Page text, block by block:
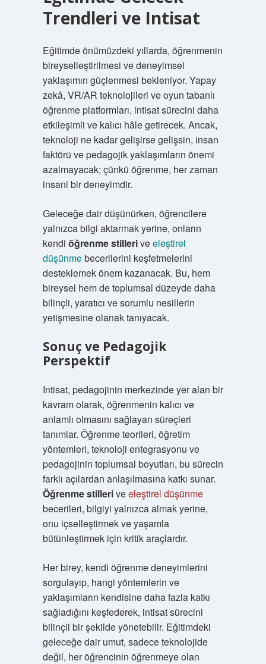
Trendleri ve Intisat
Eğitimde önümüzdeki yıllarda, öğrenmenin
bireyselleştirilmesi ve deneyimsel
yaklaşımın güçlenmesi bekleniyor. Yapay
zekâ, VR/AR teknolojileri ve oyun tabanlı
öğrenme platformları, intisat sürecini daha
etkileşimli ve kalıcı hâle getirecek. Ancak,
teknoloji ne kadar gelişirse gelişsin, insan
faktörü ve pedagojik yaklaşımların önemi
azalmayacak; çünkü öğrenme, her zaman
insani bir deneyimdir.
Geleceğe dair düşünürken, öğrencilere
yalnızca bilgi aktarmak yerine, onların
kendi öğrenme stilleriveeleştirel
düşünmebecerilerini keşfetmelerini
desteklemek önem kazanacak. Bu, hem
bireysel hem de toplumsal düzeyde daha
bilinçli, yaratıcı ve sorumlu nesillerin
yetişmesine olanak tanıyacak.
Sonuç ve Pedagojik
Perspektif
Intisat, pedagojinin merkezinde yer alan bir
kavram olarak, öğrenmenin kalıcı ve
anlamlı olmasını sağlayan süreçleri
tanımlar. Öğrenme teorileri, öğretim
yöntemleri, teknoloji entegrasyonu ve
pedagojinin toplumsal boyutları, bu sürecin
farklı açılardan anlaşılmasına katkı sunar.
Öğrenme stilleriveeleştirel düşünme
becerileri, bilgiyi yalnızca almak yerine,
onu içselleştirmek ve yaşamla
bütünleştirmek için kritik araçlardır.
Her birey, kendi öğrenme deneyimlerini
sorgulayıp, hangi yöntemlerin ve
yaklaşımların kendisine daha fazla katkı
sağladığını keşfederek, intisat sürecini
bilinçli bir şekilde yönetebilir. Eğitimdeki
geleceğe dair umut, sadece teknolojide
değil, her öğrencinin öğrenmeye olan